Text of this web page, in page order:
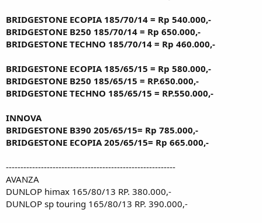
BRIDGESTONE ECOPIA 185/70/14 = Rp 540.000,-
BRIDGESTONE B250 185/70/14 = Rp 650.000,-
BRIDGESTONE TECHNO 185/70/14 = Rp 460.000,-
BRIDGESTONE ECOPIA 185/65/15 = Rp 580.000,-
BRIDGESTONE B250 185/65/15 = RP.650.000,-
BRIDGESTONE TECHNO 185/65/15 = RP.550.000,-
INNOVA
BRIDGESTONE B390 205/65/15= Rp 785.000,-
BRIDGESTONE ECOPIA 205/65/15= Rp 665.000,-
----------------------------------------------------------
AVANZA
DUNLOP himax 165/80/13 RP. 380.000,-
DUNLOP sp touring 165/80/13 RP. 390.000,-